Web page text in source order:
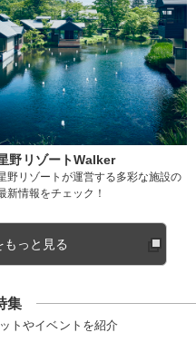
野リゾートWalker
野リゾートが運営する多彩な施設の
新情報をチェック！
もっと見る
集
トやイベントを紹介